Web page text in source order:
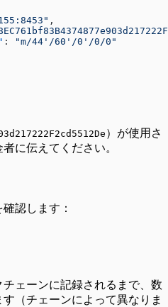
,
:
"m/44'/60'/0'/0/0"
）が使用さ
に伝えてください。
認します：
チェーンに記録されるまで、数
（チェーンによって異なりま